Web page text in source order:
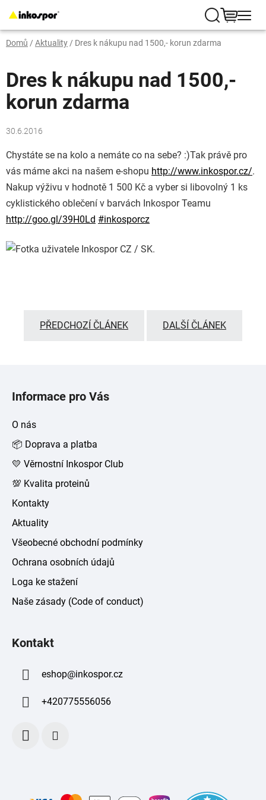
na
obsah
Hledat
Domů / Aktuality/ Dres k nákupu nad 1500,- korun zdarma
Dres k nákupu nad 1500,-
korun zdarma
30.6.2016
Chystáte se na kolo a nemáte co na sebe? :)Tak právě pro
vás máme akci na našem e-shopu http://www.inkospor.cz/.
Nakup výživu v hodnotě 1 500 Kč a vyber si libovolný 1 ks
cyklistického oblečení v barvách Inkospor Teamu
http://goo.gl/39H0Ld ‪#‎inkosporcz‬
PŘEDCHOZÍ ČLÁNEK DALŠÍ ČLÁNEK
Informace pro Vás
O nás
📦 Doprava a platba
💛 Věrnostní Inkospor Club
💯 Kvalita proteinů
Kontakty
Aktuality
Všeobecné obchodní podmínky
Ochrana osobních údajů
Loga ke stažení
Naše zásady (Code of conduct)
Kontakt
eshop@inkospor.cz
+420775556056